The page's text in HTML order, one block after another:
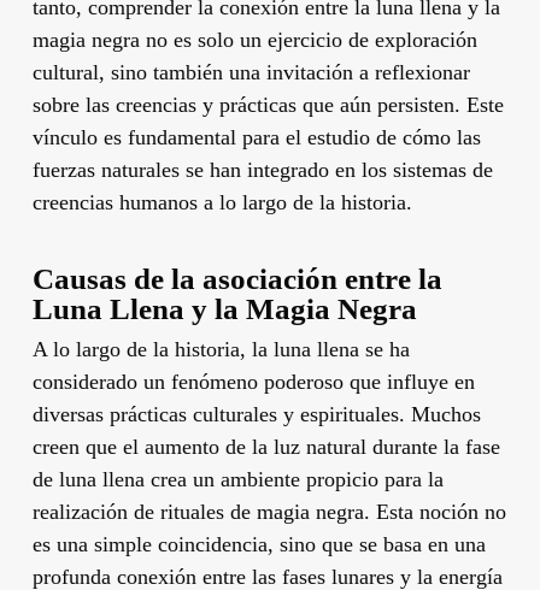
tanto, comprender la conexión entre la luna llena y la
magia negra no es solo un ejercicio de exploración
cultural, sino también una invitación a reflexionar
sobre las creencias y prácticas que aún persisten. Este
vínculo es fundamental para el estudio de cómo las
fuerzas naturales se han integrado en los sistemas de
creencias humanos a lo largo de la historia.
Causas de la asociación entre la
Luna Llena y la Magia Negra
A lo largo de la historia, la luna llena se ha
considerado un fenómeno poderoso que influye en
diversas prácticas culturales y espirituales. Muchos
creen que el aumento de la luz natural durante la fase
de luna llena crea un ambiente propicio para la
realización de rituales de magia negra. Esta noción no
es una simple coincidencia, sino que se basa en una
profunda conexión entre las fases lunares y la energía